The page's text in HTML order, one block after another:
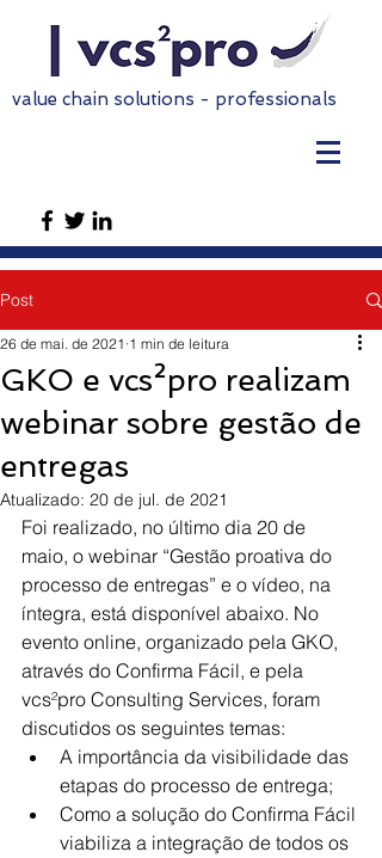
value chain solutions - professionals
Post
GKO e vcs²pro realizam
webinar sobre gestão de
entregas
26 de mai. de 2021 1 min de leitura
Atualizado: 20 de jul. de 2021
Foi realizado, no último dia 20 de
maio, o webinar “Gestão proativa do
processo de entregas” e o vídeo, na
íntegra, está disponível abaixo. No
evento online, organizado pela GKO,
através do Confirma Fácil, e pela
vcs²pro Consulting Services, foram
discutidos os seguintes temas:
A importância da visibilidade das
etapas do processo de entrega;
Como a solução do Confirma Fácil
viabiliza a integração de todos os